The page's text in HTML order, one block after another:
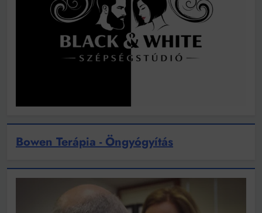
Bowen Terápia - Öngyógyítás